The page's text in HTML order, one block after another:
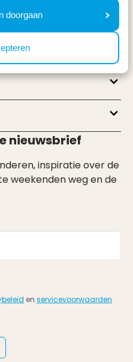
doorgaan
nieuwsbrief
inspiratie over de
weekenden weg en de
en servicevoorwaarden